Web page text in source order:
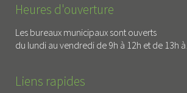
Heures d'ouverture
Les bureaux municipaux sont ouverts
du lundi au vendredi de 9h à 12h et de 13h
Liens rapides